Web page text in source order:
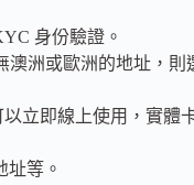
身份驗證。
澳洲或歐洲的地址，
立即線上使用，實體
址等。